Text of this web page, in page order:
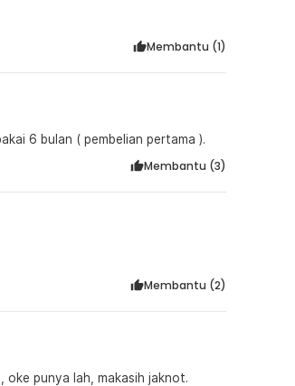
Membantu (1)
6 bulan ( pembelian pertama ).
Membantu (3)
Membantu (2)
oke punya lah, makasih jaknot.